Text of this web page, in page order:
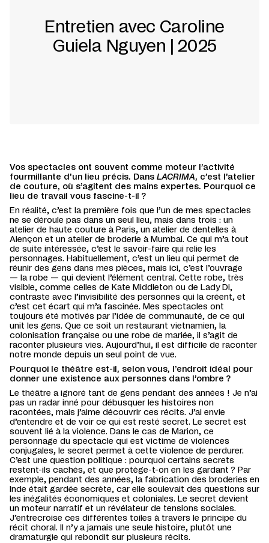
Entretien avec Caroline
Guiela Nguyen | 2025
Vos spectacles ont souvent comme moteur l’activité
fourmillante d’un lieu précis. Dans LACRIMA, c’est l’atelier
de couture, où s’agitent des mains expertes. Pourquoi ce
lieu de travail vous fascine-t-il ?
En réalité, c’est la première fois que l’un de mes spectacles
ne se déroule pas dans un seul lieu, mais dans trois : un
atelier de haute couture à Paris, un atelier de dentelles à
Alençon et un atelier de broderie à Mumbai. Ce qui m’a tout
de suite intéressée, c’est le savoir-faire qui relie les
personnages. Habituellement, c’est un lieu qui permet de
réunir des gens dans mes pièces, mais ici, c’est l’ouvrage
— la robe — qui devient l’élément central. Cette robe, très
visible, comme celles de Kate Middleton ou de Lady Di,
contraste avec l’invisibilité des personnes qui la créent, et
c’est cet écart qui m’a fascinée. Mes spectacles ont
toujours été motivés par l’idée de communauté, de ce qui
unit les gens. Que ce soit un restaurant vietnamien, la
colonisation française ou une robe de mariée, il s’agit de
raconter plusieurs vies. Aujourd’hui, il est difficile de raconter
notre monde depuis un seul point de vue.
Pourquoi le théâtre est-il, selon vous, l’endroit idéal pour
donner une existence aux personnes dans l’ombre ?
Le théâtre a ignoré tant de gens pendant des années ! Je n’ai
pas un radar inné pour débusquer les histoires non
racontées, mais j’aime découvrir ces récits. J’ai envie
d’entendre et de voir ce qui est resté secret. Le secret est
souvent lié à la violence. Dans le cas de Marion, ce
personnage du spectacle qui est victime de violences
conjugales, le secret permet à cette violence de perdurer.
C’est une question politique : pourquoi certains secrets
restent-ils cachés, et que protège-t-on en les gardant ? Par
exemple, pendant des années, la fabrication des broderies en
Inde était gardée secrète, car elle soulevait des questions sur
les inégalités économiques et coloniales. Le secret devient
un moteur narratif et un révélateur de tensions sociales.
J’entrecroise ces différentes toiles à travers le principe du
récit choral. Il n’y a jamais une seule histoire, plutôt une
dramaturgie qui rebondit sur plusieurs récits.